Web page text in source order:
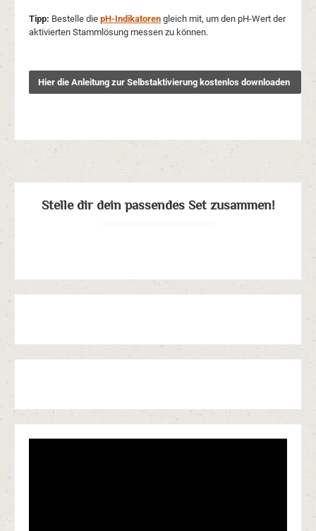
Tipp: Bestelle die pH-Indikatoren gleich mit, um den pH-Wert der
aktivierten Stammlösung messen zu können.
Hier die Anleitung zur Selbstaktivierung kostenlos downloaden
Stelle dir dein passendes Set zusammen!